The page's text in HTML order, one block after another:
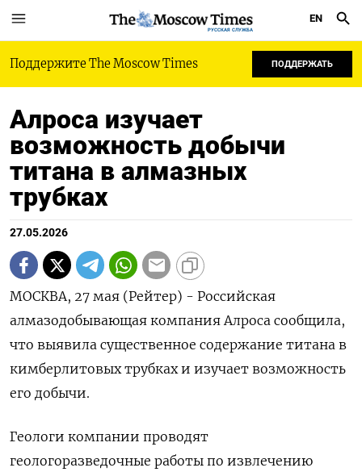
РУССКАЯ СЛУЖБА
EN
Поддержите The Moscow Times ПОДДЕРЖАТЬ
Алроса изучает
возможность добычи
титана в алмазных
трубках
27.05.2026
МОСКВА, 27 мая (Рейтер) - Российская
алмазодобывающая компания Алроса сообщила,
что выявила существенное содержание титана в
кимберлитовых трубках ‌и изучает возможность
его добычи.
Геологи компании проводят
геологоразведочные работы по извлечению